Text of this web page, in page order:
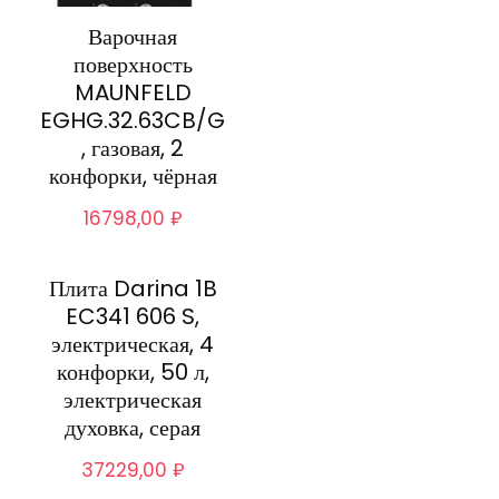
Варочная
поверхность
MAUNFELD
EGHG.32.63CB/G
, газовая, 2
конфорки, чёрная
16798,00 ₽
Плита Darina 1B
EC341 606 S,
электрическая, 4
конфорки, 50 л,
электрическая
духовка, серая
37229,00 ₽